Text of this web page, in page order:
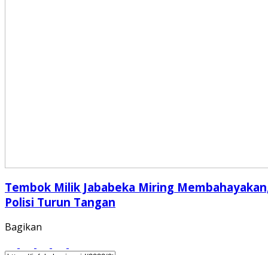
Tembok Milik Jababeka Miring
Polisi Turun Tangan
Bagikan